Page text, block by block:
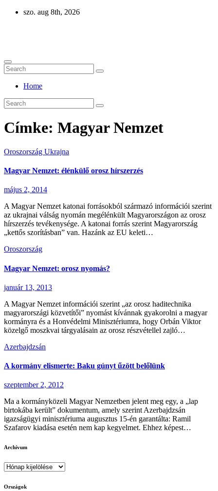
Skip
szo. aug 8th, 2026
Home
Címke: Magyar Nemzet
Oroszország Ukrajna
Magyar Nemzet: élénkülő orosz hírszerzés
május 2, 2014
A Magyar Nemzet katonai forrásokból származó információi szerint
az ukrajnai válság nyomán megélénkült Magyarországon az orosz
hírszerzés tevékenysége. A katonai forrás szerint Magyarország
„kettős szorításban” van. Hazánk az EU keleti…
Oroszország
Magyar Nemzet: orosz nyomás?
január 13, 2013
A Magyar Nemzet információi szerint „az orosz haditechnika
magyarországi közvetítői” nyomást kívánnak gyakorolni a magyar
kormányra és a Honvédelmi Minisztériumra, hogy Orbán Viktor
közelgő moszkvai tárgyalásain az orosz részvétellel zajló…
Azerbajdzsán
A kormány elismerte: Baku gúnyt űzött belőlünk
szeptember 2, 2012
Ma a kormányközeli Magyar Nemzetben jelent meg egy, a „lap
birtokába került” dokumentum, amely szerint Azerbajdzsán
igazságügyi minisztériuma augusztus 15-én garantálta: Ramil
Szafarov kiadása esetén nem kap kegyelmet. Ehhez képest…
Archívum
Archívum
Országok